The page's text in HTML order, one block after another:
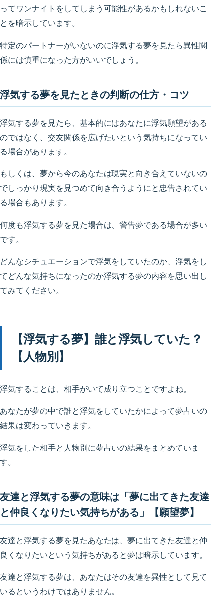
ってワンナイトをしてしまう可能性があるかもしれないこ
とを暗示しています。
特定のパートナーがいないのに浮気する夢を見たら異性関
係には慎重になった方がいいでしょう。
浮気する夢を見たときの判断の仕方・コツ
浮気する夢を見たら、基本的にはあなたに浮気願望がある
のではなく、交友関係を広げたいという気持ちになってい
る場合があります。
もしくは、夢から今のあなたは現実と向き合えていないの
でしっかり現実を見つめて向き合うようにと忠告されてい
る場合もあります。
何度も浮気する夢を見た場合は、警告夢である場合が多い
です。
どんなシチュエーションで浮気をしていたのか、浮気をし
てどんな気持ちになったのか浮気する夢の内容を思い出し
てみてください。
【浮気する夢】誰と浮気していた？
【人物別】
浮気することは、相手がいて成り立つことですよね。
あなたが夢の中で誰と浮気をしていたかによって夢占いの
結果は変わっていきます。
浮気をした相手と人物別に夢占いの結果をまとめていま
す。
友達と浮気する夢の意味は「夢に出てきた友達
と仲良くなりたい気持ちがある」【願望夢】
友達と浮気する夢を見たあなたは、夢に出てきた友達と仲
良くなりたいという気持ちがあると夢は暗示しています。
友達と浮気する夢は、あなたはその友達を異性として見て
いるというわけではありません。